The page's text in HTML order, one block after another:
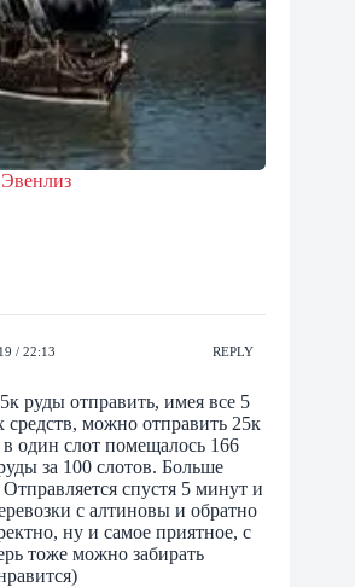
/ 22:13 REPLY
руды отправить, имея все 5
средств, можно отправить 25к
один слот помещалось 166
за 100 слотов. Больше
спустя 5 минут и
с алтиновы и обратно
ну и самое приятное, с
тоже можно забирать